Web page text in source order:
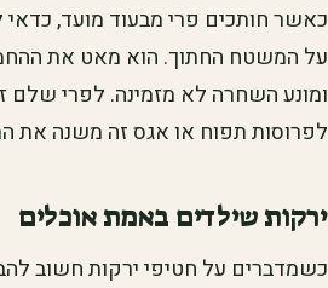
כאשר חותכים פרי מבעוד מועד, כדאי
על המשטח החתוך. הוא מאט את
ומונע השחרה לא מזמינה. לפרי שלם
לפרוסות תפוח או אגס זה משנה את
ירקות שילדים באמת אוכלים
כשמדברים על חטיפי ירקות חשוב